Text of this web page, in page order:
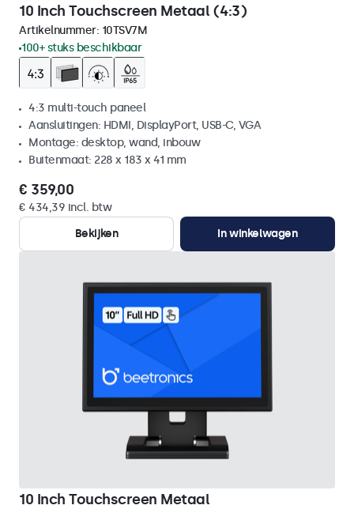
10 Inch Touchscreen Metaal (4:3)
Artikelnummer: 10TSV7M
100+ stuks beschikbaar
4:3 multi-touch paneel
Aansluitingen: HDMI, DisplayPort, USB-C, VGA
Montage: desktop, wand, inbouw
Buitenmaat: 228 x 183 x 41 mm
€ 359,00
€ 434,39 incl. btw
Bekijken
In winkelwagen
10 Inch Touchscreen Metaal